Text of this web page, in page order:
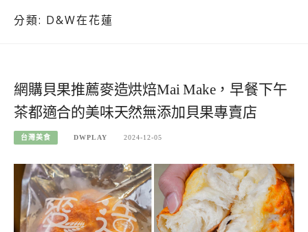
分類: D&W在花蓮
網購貝果推薦麥造烘焙Mai Make，早餐下午
茶都適合的美味天然無添加貝果專賣店
台灣美食 DWPLAY 2024-12-05